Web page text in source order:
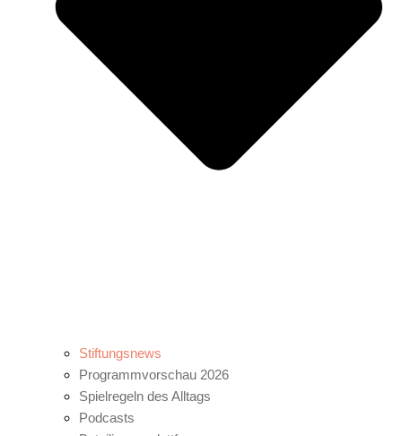
Stiftungsnews
Programmvorschau 2026
Spielregeln des Alltags
Podcasts